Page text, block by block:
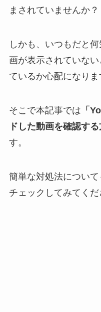
まされていませんか？
しかも、いつもだと
画が表示されていな
ているか心配になりま
そこで本記事では 「
ドした動画を確認する
す。
簡単な対処法につい
チェックしてみてくだ